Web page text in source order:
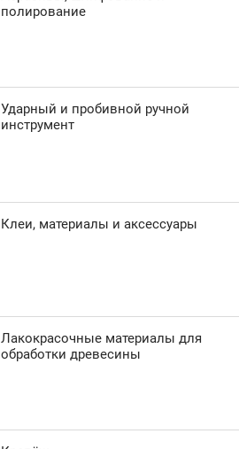
полирование
Ударный и пробивной ручной
инструмент
Клеи, материалы и аксессуары
Лакокрасочные материалы для
обработки древесины